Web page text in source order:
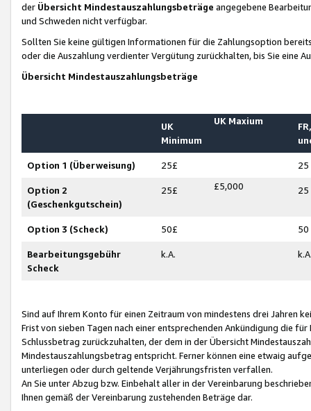
der Übersicht Mindestauszahlungsbeträge angegebene
und Schweden nicht verfügbar.
Sollten Sie keine gültigen Informationen für die Zahlungsoption
oder die Auszahlung verdienter Vergütung zurückhalten, bis Sie
Übersicht Mindestauszahlungsbeträge
UK
Minimum
UK Maxium
Option 1 (Überweisung) 25£ 25
Option 2
(Geschenkgutschein)
25£ £5,000 25
Option 3 (Scheck) 50£ 50
Bearbeitungsgebühr
Scheck
k.A.
Sind auf Ihrem Konto für einen Zeitraum von mindestens drei Jahren
Frist von sieben Tagen nach einer entsprechenden Ankündigung die
Schlussbetrag zurückzuhalten, der dem in der Übersicht
Mindestauszahlungsbetrag entspricht. Ferner können eine etwaig
unterliegen oder durch geltende Verjährungsfristen verfallen.
An Sie unter Abzug bzw. Einbehalt aller in der Vereinbarung
Ihnen gemäß der Vereinbarung zustehenden Beträge dar.